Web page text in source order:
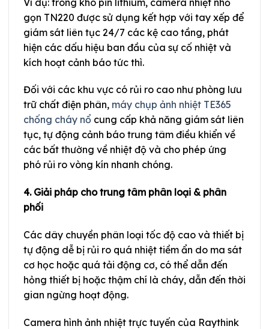
gọn TN220 được sử dụng kết hợp với tay xếp để
giám sát liên tục 24/7 các kệ cao tầng, phát
hiện các dấu hiệu ban đầu của sự cố nhiệt và
kích hoạt cảnh báo tức thì.
Đối với các khu vực có rủi ro cao như phòng lưu
trữ chất điện phân, máy chụp ảnh nhiệt TE365
chống cháy nổ cung cấp khả năng giám sát liên
tục, tự động cảnh báo trung tâm điều khiển về
các bất thường về nhiệt độ và cho phép ứng
phó rủi ro vòng kín nhanh chóng.
4. Giải pháp cho trung tâm phân loại & phân
phối
Các dây chuyền phân loại tốc độ cao và thiết bị
tự động dễ bị rủi ro quá nhiệt tiềm ẩn do ma sát
cơ học hoặc quá tải động cơ, có thể dẫn đến
hỏng thiết bị hoặc thậm chí là cháy, dẫn đến thời
gian ngừng hoạt động.
Camera hình ảnh nhiệt trực tuyến của Raythink